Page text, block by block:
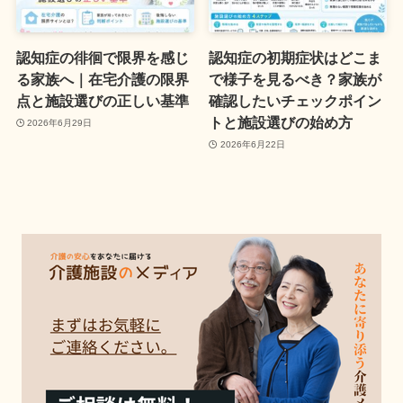
認知症の徘徊で限界を感じ
る家族へ｜在宅介護の限界
点と施設選びの正しい基準
2026年6月29日
認知症の初期症状はどこま
で様子を見るべき？家族が
確認したいチェックポイン
トと施設選びの始め方
2026年6月22日